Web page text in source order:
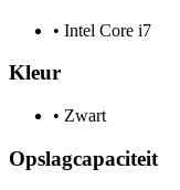
• Intel Core i7
Kleur
• Zwart
Opslagcapaciteit